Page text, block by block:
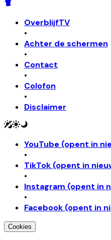
OverblijfTV
•
Achter de schermen
•
Contact
•
Colofon
•
Disclaimer
YouTube (opent in
•
TikTok (opent in
•
Instagram (opent in
•
Facebook (opent in
Cookies